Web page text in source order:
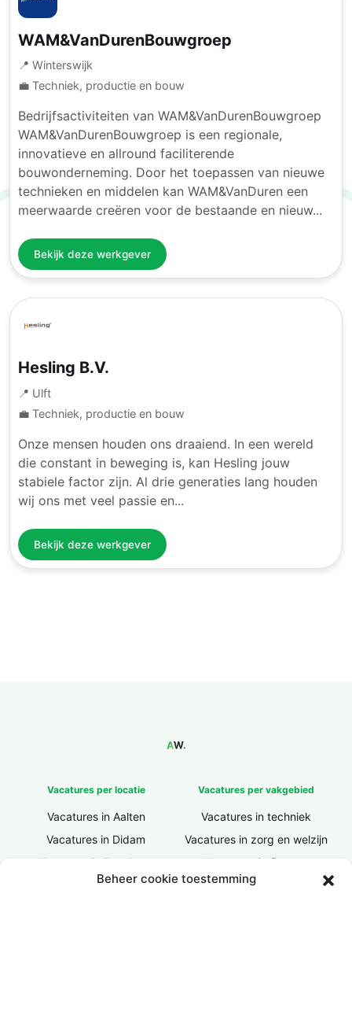
Beheer cookie toestemming
WAM&VanDurenBouwgroep
📍 Winterswijk
💼 Techniek, productie en bouw
Bedrijfsactiviteiten van WAM&VanDurenBouwgroep
WAM&VanDurenBouwgroep is een regionale,
innovatieve en allround faciliterende
bouwonderneming. Door het toepassen van nieuwe
technieken en middelen kan WAM&VanDuren een
meerwaarde creëren voor de bestaande en nieuw...
Bekijk deze werkgever
Hesling B.V.
📍 Ulft
💼 Techniek, productie en bouw
Onze mensen houden ons draaiend. In een wereld
die constant in beweging is, kan Hesling jouw
stabiele factor zijn. Al drie generaties lang houden
wij ons met veel passie en...
Bekijk deze werkgever
Vacatures per locatie
Vacatures in Aalten
Vacatures in Didam
Vacatures in Doesburg
Vacatures in Doetinchem
Vacatures per vakgebied
Vacatures in techniek
Vacatures in zorg en welzijn
Vacatures in finance
Vacatures in ICT / IT